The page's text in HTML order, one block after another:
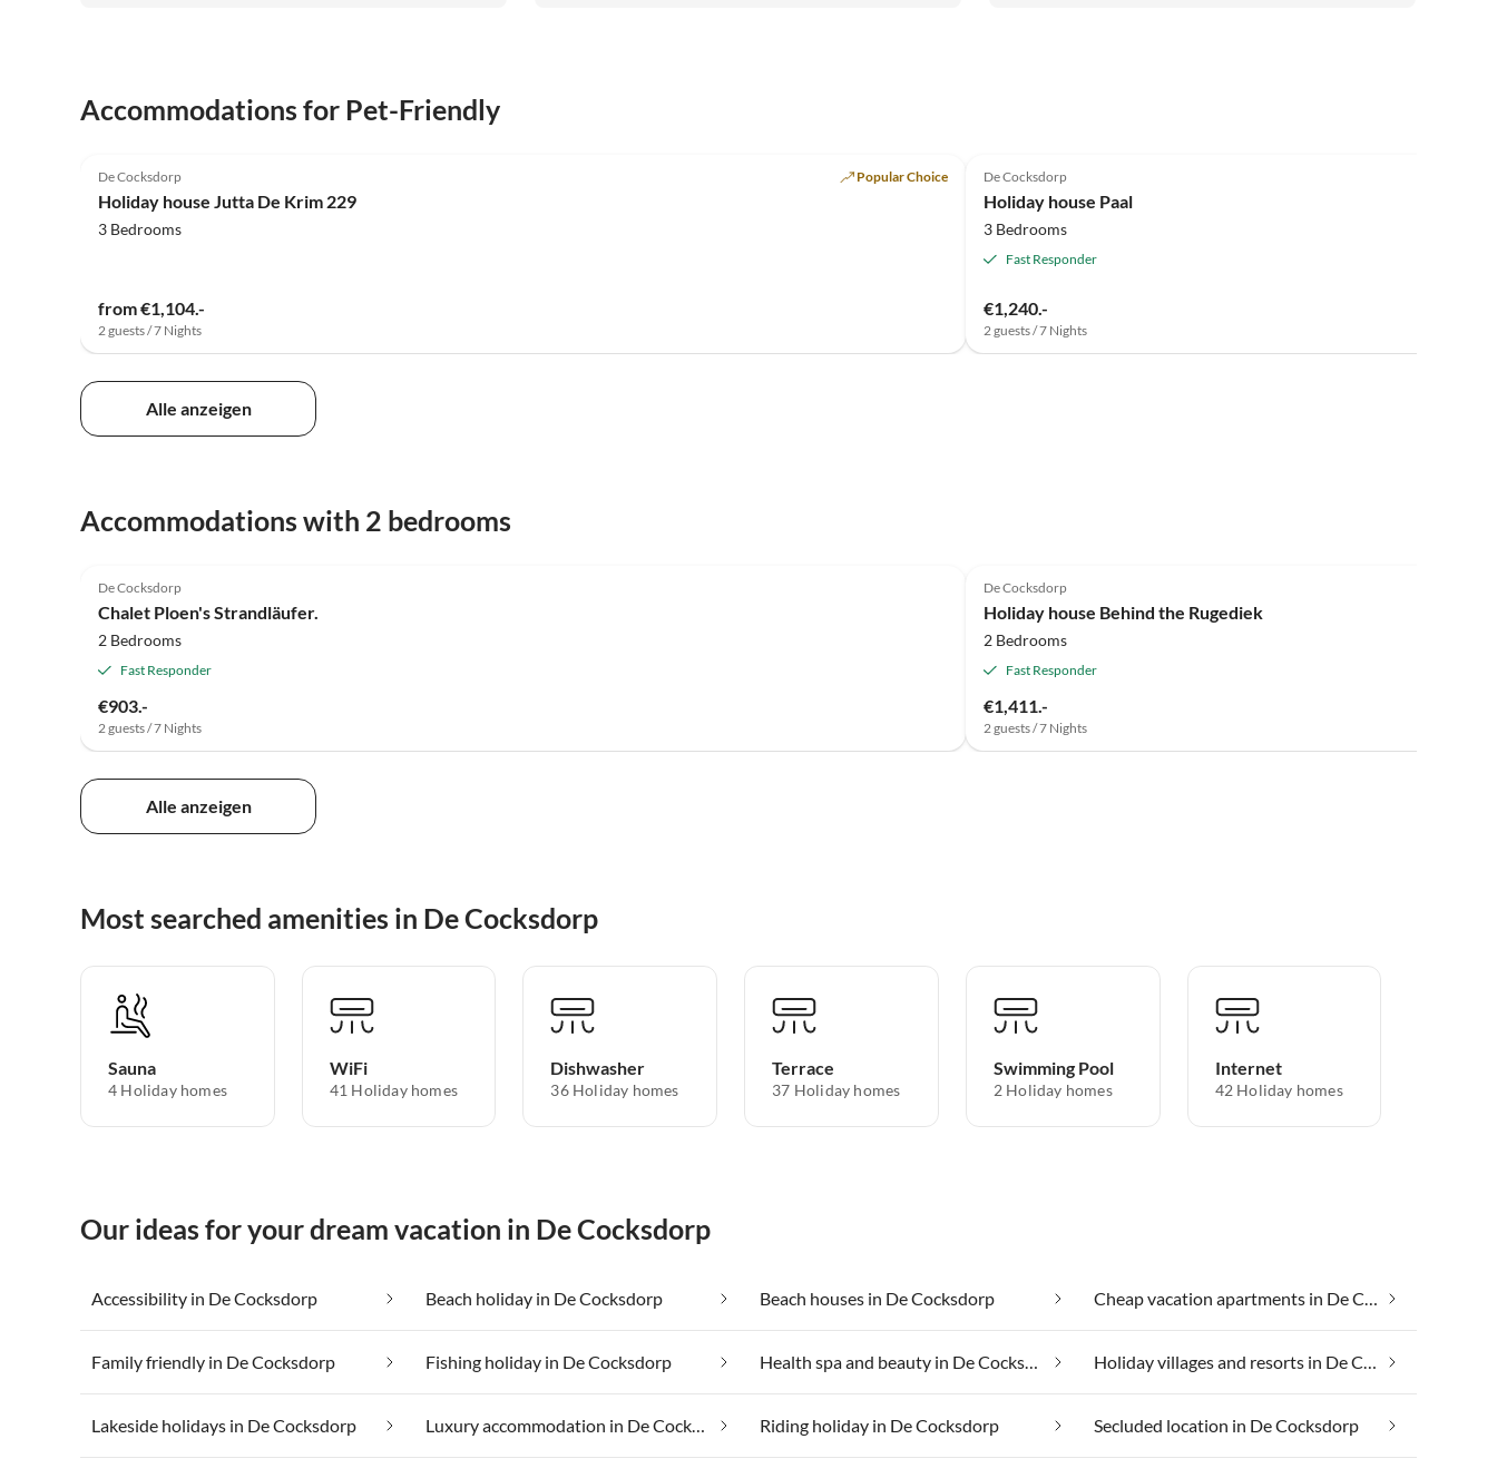
Accommodations for Pet-Friendly
De Cocksdorp Popular Choice
Holiday house Jutta De Krim 229
3 Bedrooms
from €1,104.-
2 guests / 7 Nights
De Cocksdorp
Holiday house Paal
3 Bedrooms
Fast Responder
€1,240.-
2 guests / 7 Nights
Alle anzeigen
Accommodations with 2 bedrooms
De Cocksdorp
Chalet Ploen's Strandläufer.
2 Bedrooms
Fast Responder
€903.-
2 guests / 7 Nights
De Cocksdorp
Holiday house Behind the Rugediek
2 Bedrooms
Fast Responder
€1,411.-
2 guests / 7 Nights
Alle anzeigen
Most searched amenities in De Cocksdorp
Sauna
4 Holiday homes
WiFi
41 Holiday homes
Dishwasher
36 Holiday homes
Terrace
37 Holiday homes
Swimming Pool
2 Holiday homes
Internet
42 Holiday homes
Our ideas for your dream vacation in De Cocksdorp
Accessibility in De Cocksdorp Beach holiday in De Cocksdorp Beach houses in De Cocksdorp Cheap vacation apartments in De Cocksdorp
Family friendly in De Cocksdorp Fishing holiday in De Cocksdorp Health spa and beauty in De Cocksdorp Holiday villages and resorts in De Cocksdorp
Lakeside holidays in De Cocksdorp Luxury accommodation in De Cocksdorp Riding holiday in De Cocksdorp Secluded location in De Cocksdorp